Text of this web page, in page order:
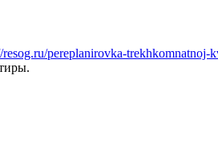
resog.ru/pereplanirovka-trekhkomnatnoj-